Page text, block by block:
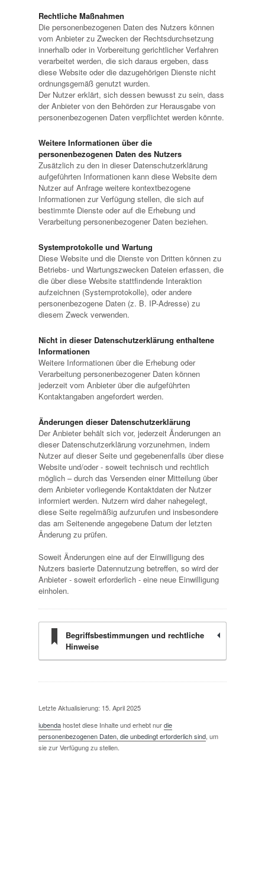
Rechtliche Maßnahmen
Die personenbezogenen Daten des Nutzers können
vom Anbieter zu Zwecken der Rechtsdurchsetzung
innerhalb oder in Vorbereitung gerichtlicher Verfahren
verarbeitet werden, die sich daraus ergeben, dass
diese Website oder die dazugehörigen Dienste nicht
ordnungsgemäß genutzt wurden.
Der Nutzer erklärt, sich dessen bewusst zu sein, dass
der Anbieter von den Behörden zur Herausgabe von
personenbezogenen Daten verpflichtet werden könnte.
Weitere Informationen über die
personenbezogenen Daten des Nutzers
Zusätzlich zu den in dieser Datenschutzerklärung
aufgeführten Informationen kann diese Website dem
Nutzer auf Anfrage weitere kontextbezogene
Informationen zur Verfügung stellen, die sich auf
bestimmte Dienste oder auf die Erhebung und
Verarbeitung personenbezogener Daten beziehen.
Systemprotokolle und Wartung
Diese Website und die Dienste von Dritten können zu
Betriebs- und Wartungszwecken Dateien erfassen, die
die über diese Website stattfindende Interaktion
aufzeichnen (Systemprotokolle), oder andere
personenbezogene Daten (z. B. IP-Adresse) zu
diesem Zweck verwenden.
Nicht in dieser Datenschutzerklärung enthaltene
Informationen
Weitere Informationen über die Erhebung oder
Verarbeitung personenbezogener Daten können
jederzeit vom Anbieter über die aufgeführten
Kontaktangaben angefordert werden.
Änderungen dieser Datenschutzerklärung
Der Anbieter behält sich vor, jederzeit Änderungen an
dieser Datenschutzerklärung vorzunehmen, indem
Nutzer auf dieser Seite und gegebenenfalls über diese
Website und/oder - soweit technisch und rechtlich
möglich – durch das Versenden einer Mitteilung über
dem Anbieter vorliegende Kontaktdaten der Nutzer
informiert werden. Nutzern wird daher nahegelegt,
diese Seite regelmäßig aufzurufen und insbesondere
das am Seitenende angegebene Datum der letzten
Änderung zu prüfen.
Soweit Änderungen eine auf der Einwilligung des
Nutzers basierte Datennutzung betreffen, so wird der
Anbieter - soweit erforderlich - eine neue Einwilligung
einholen.
Begriffsbestimmungen und rechtliche
Hinweise
Letzte Aktualisierung: 15. April 2025
iubendahostet diese Inhalte und erhebt nurdie
personenbezogenen Daten, die unbedingt erforderlich sind, um
sie zur Verfügung zu stellen.